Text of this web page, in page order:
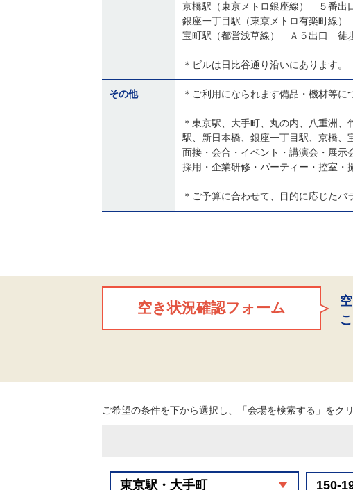
京橋駅（東京メトロ銀座線） ５番
銀座一丁目駅（東京メトロ有楽町線
宝町駅（都営浅草線） Ａ５出口 徒
＊ビルは日比谷通り沿いにあります。
その他 ＊ご利用になられます備品・機材等に
＊東京駅、大手町、丸の内、八重洲
駅、新日本橋、銀座一丁目駅、京橋、
面接・会合・イベント・講演会・展示
採用・企業研修・パーティー・控室・
＊ご予算に合わせて、目的に応じた
空き状況確認フォーム
ご希望の条件を下から選択し、「会場を検索する」を